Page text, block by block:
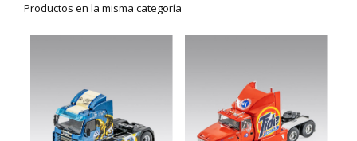
Productos en la misma categoría